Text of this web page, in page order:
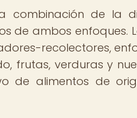
combinación de la
de ambos
recolectores,
frutas, verduras y
de alimentos de